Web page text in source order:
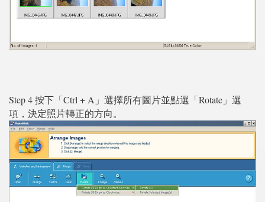
Step 4 按下「Ctrl + A」選擇所有圖片並點選「Rotate」選
項，決定照片轉正的方向。